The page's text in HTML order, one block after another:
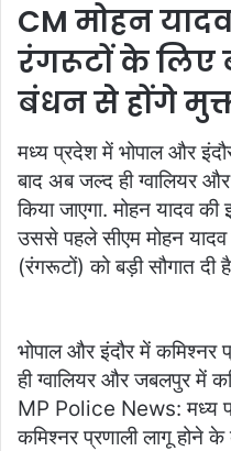
e
m
a
i
CM मोहन
रंगरूटों के लिए
बंधन से होंगे
मध्य प्रदेश में भोपाल और
बाद अब जल्द ही ग्वालियर
किया जाएगा. मोहन यादव
उससे पहले सीएम मोहन यादव
(रंगरूटों) को बड़ी सौगात दी
भोपाल और इंदौर में कमिश्नर
ही ग्वालियर और जबलपुर में
MP Police News: मध्य
कमिश्नर प्रणाली लागू होने